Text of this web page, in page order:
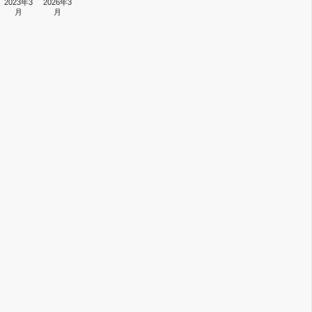
2023年3
月
2026年3
月